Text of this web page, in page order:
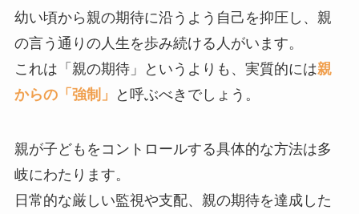
幼い頃から親の期待に沿うよう自己を抑圧し、親
の言う通りの人生を歩み続ける人がいます。
これは「親の期待」というよりも、実質的には親
からの「強制」
と呼ぶべきでしょう。
親が子どもをコントロールする具体的な方法は多
岐にわたります。
日常的な厳しい監視や支配、親の期待を達成した